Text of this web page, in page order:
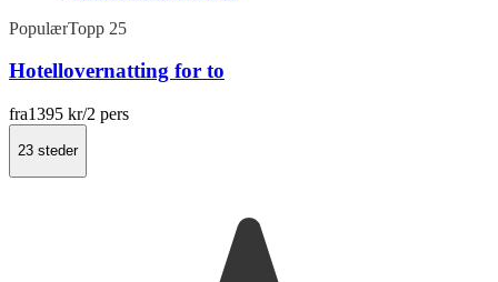
PopulærTopp 25
Hotellovernatting for to
fra1395 kr/2 pers
23 steder